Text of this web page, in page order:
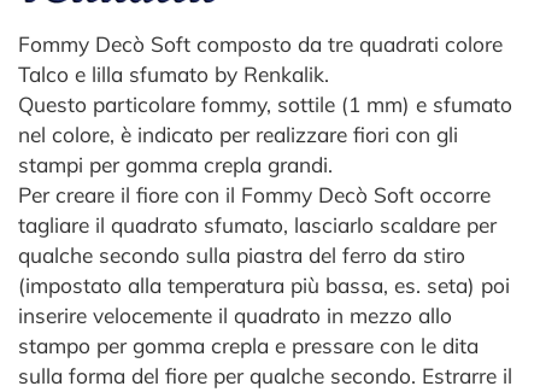
Fommy Decò Soft composto da tre quadrati colore
Talco e lilla sfumato by Renkalik.
Questo particolare fommy, sottile (1 mm) e sfumato
nel colore, è indicato per realizzare fiori con gli
stampi per gomma crepla grandi.
Per creare il fiore con il Fommy Decò Soft occorre
tagliare il quadrato sfumato, lasciarlo scaldare per
qualche secondo sulla piastra del ferro da stiro
(impostato alla temperatura più bassa, es. seta) poi
inserire velocemente il quadrato in mezzo allo
stampo per gomma crepla e pressare con le dita
sulla forma del fiore per qualche secondo. Estrarre il